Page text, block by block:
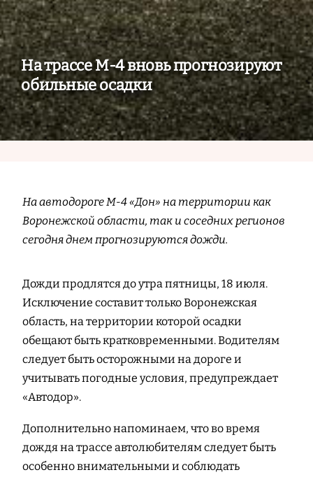
На трассе М-4 вновь прогнозируют
обильные осадки
На автодороге М-4 «Дон» на территории как
Воронежской области, так и соседних регионов
сегодня днем прогнозируются дожди.
Дожди продлятся до утра пятницы, 18 июля.
Исключение составит только Воронежская
область, на территории которой осадки
обещают быть кратковременными. Водителям
следует быть осторожными на дороге и
учитывать погодные условия, предупреждает
«Автодор».
Дополнительно напоминаем, что во время
дождя на трассе автолюбителям следует быть
особенно внимательными и соблюдать